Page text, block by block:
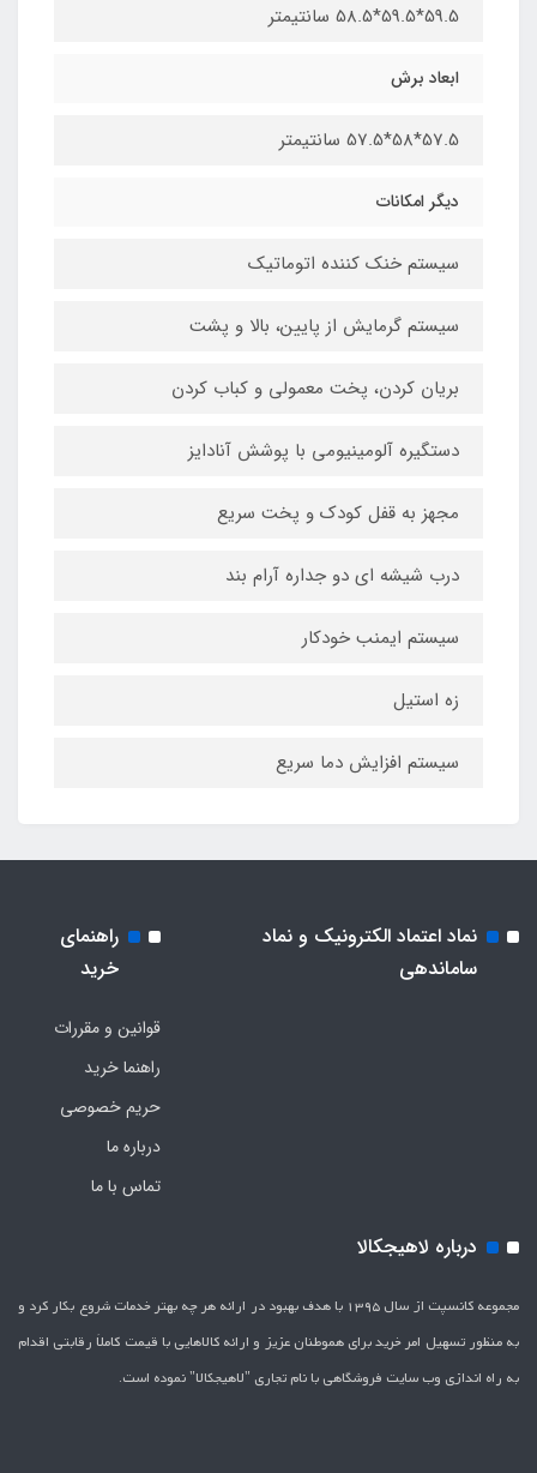
59.5*59.5*58.5 سانتیمتر
ابعاد برش
57.5*58*57.5 سانتیمتر
دیگر امکانات
سیستم خنک کننده اتوماتیک
سیستم گرمایش از پایین، بالا و پشت
بریان کردن، پخت معمولی و کباب کردن
دستگیره آلومینیومی با پوشش آنادایز
مجهز به قفل کودک و پخت سریع
درب شیشه ای دو جداره آرام بند
سیستم ایمنب خودکار
زه استیل
سیستم افزایش دما سریع
نماد اعتماد الکترونیک و نماد
ساماندهی
راهنمای
خرید
قوانین و مقررات
راهنما خرید
حریم خصوصی
درباره ما
تماس با ما
درباره لاهیجکالا
مجموعه کانسپت از سال 1395 با هدف بهبود در ارائه هر چه بهتر خدمات شروع بکار کرد و
به منظور تسهیل امر خرید برای هموطنان عزیز و ارائه کالاهایی با قیمت کاملاَ رقابتی اقدام
به راه اندازی وب سایت فروشگاهی با نام تجاری "لاهیج­کالا" نموده است.